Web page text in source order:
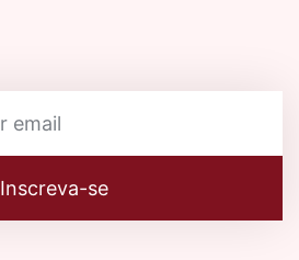
Inscreva-se